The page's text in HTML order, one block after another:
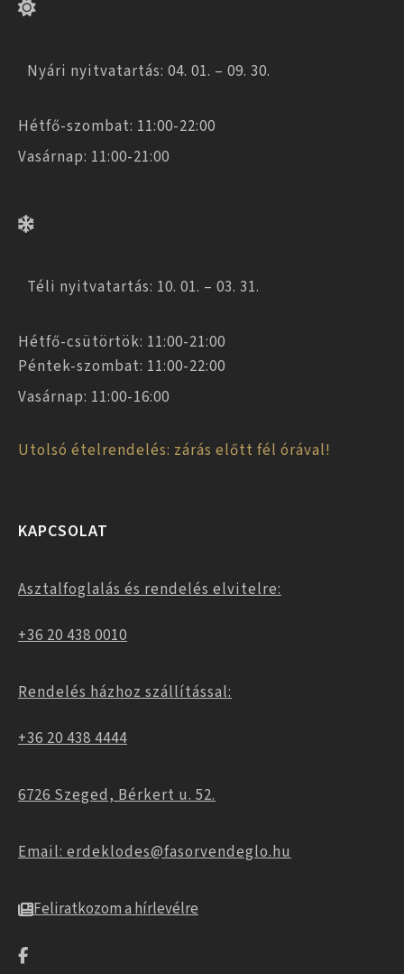
Nyári nyitvatartás: 04. 01. – 09. 30.
Hétfő-szombat: 11:00-22:00
Vasárnap: 11:00-21:00
Téli nyitvatartás: 10. 01. – 03. 31.
Hétfő-csütörtök: 11:00-21:00
Péntek-szombat: 11:00-22:00
Vasárnap: 11:00-16:00
Utolsó ételrendelés: zárás előtt fél órával!
KAPCSOLAT
Asztalfoglalás és rendelés elvitelre:
+36 20 438 0010
Rendelés házhoz szállítással:
+36 20 438 4444
6726 Szeged, Bérkert u. 52.
Email: erdeklodes@fasorvendeglo.hu
Feliratkozom a hírlevélre